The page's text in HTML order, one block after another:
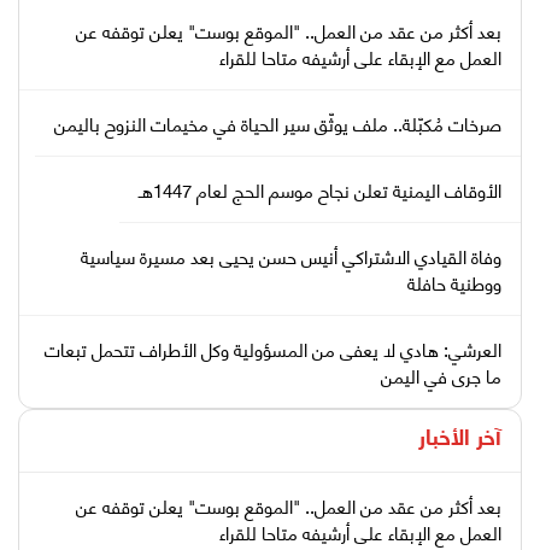
بعد أكثر من عقد من العمل.. "الموقع بوست" يعلن توقفه عن
العمل مع الإبقاء على أرشيفه متاحا للقراء
صرخات مُكبّلة.. ملف يوثّق سير الحياة في مخيمات النزوح باليمن
الأوقاف اليمنية تعلن نجاح موسم الحج لعام 1447هـ
وفاة القيادي الاشتراكي أنيس حسن يحيى بعد مسيرة سياسية
ووطنية حافلة
العرشي: هادي لا يعفى من المسؤولية وكل الأطراف تتحمل تبعات
ما جرى في اليمن
آخر الأخبار
بعد أكثر من عقد من العمل.. "الموقع بوست" يعلن توقفه عن
العمل مع الإبقاء على أرشيفه متاحا للقراء